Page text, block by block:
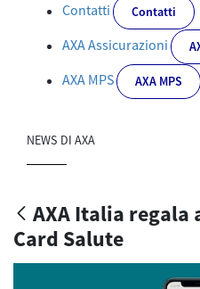
Contatti Contatti
AXA Assicurazioni
AXA MPS AXA MPS
NEWS DI AXA
AXA Italia
Card Salute